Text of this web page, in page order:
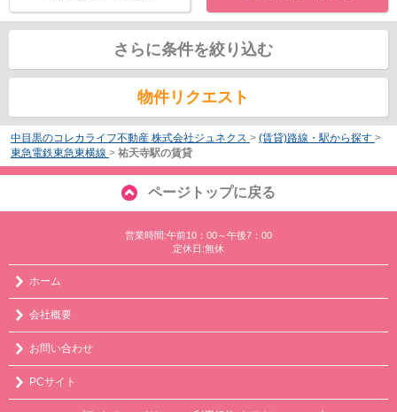
さらに条件を絞り込む
物件リクエスト
中目黒のコレカライフ不動産 株式会社ジュネクス > (賃貸)路線・駅から探す >
東急電鉄東急東横線 > 祐天寺駅の賃貸
ページトップに戻る
営業時間:午前10：00～午後7：00
定休日:無休
ホーム
会社概要
お問い合わせ
PCサイト